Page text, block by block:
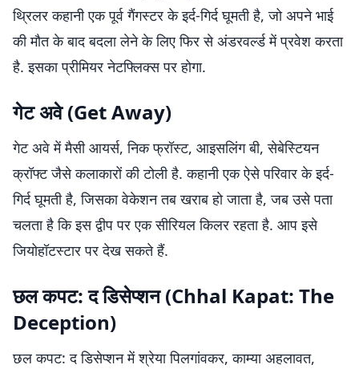
थ्रिलर कहानी एक पूर्व गैंगस्टर के इर्द-गिर्द घूमती है, जो अपने भाई
की मौत के बाद बदला लेने के लिए फिर से अंडरवर्ल्ड में प्रवेश करता
है. इसका प्रीमियर नेटफ्लिक्स पर होगा.
गेट अवे (Get Away)
गेट अवे में मैसी आयर्स, निक फ्रॉस्ट, आइसलिंग बी, सेबेस्टियन
क्रॉफ्ट जैसे कलाकारों की टोली है. कहानी एक ऐसे परिवार के इर्द-
गिर्द घूमती है, जिसका वेकेशन तब खराब हो जाता है, जब उसे पता
चलता है कि इस द्वीप पर एक सीरियल किलर रहता है. आप इसे
जियोहॉटस्टार पर देख सकते हैं.
छल कपट: द डिसेप्शन (Chhal Kapat: The
Deception)
छल कपट: द डिसेप्शन में श्रेया पिलगांवकर, काम्या अहलावत,